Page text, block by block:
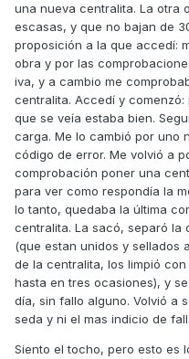
una nueva centralita. La otra
escasas, y que no bajan de
proposición a la que accedí:
obra y por las
iva, y a cambio me
centralita. Accedí y
que se veía estaba bien.
carga. Me lo cambió por uno
código de error. Me volvió a
comprobación poner una
para ver como respondía la
lo tanto, quedaba la última
centralita. La sacó, separó la
(que estan unidos y sellados
de la centralita, los limpió
hasta en tres ocasiones), y
día, sin fallo alguno. Volvió a
seda y ni el mas indicio de
Siento el tocho, pero esto es